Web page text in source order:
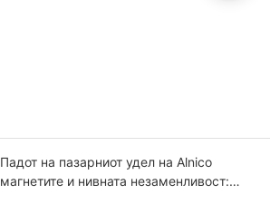
Падот на пазарниот удел на Alnico
магнетите и нивната незаменливост: